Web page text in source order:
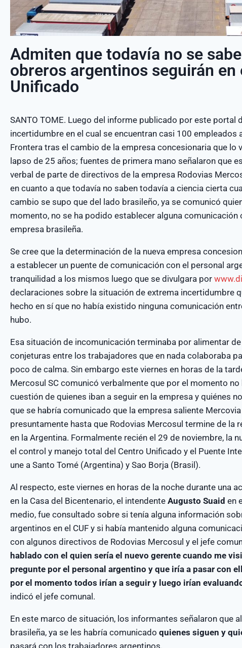
Admiten que todavía no se
obreros argentinos seguirán en
Unificado
SANTO TOME. Luego del informe publicado por este portal
incertidumbre en el cual se encuentran casi 100 empleados
Frontera tras el cambio de la empresa concesionaria que lo
lapso de 25 años; fuentes de primera mano señalaron que
verbal de parte de directivos de la empresa Rodovias
en cuanto a que todavía no saben todavía a ciencia cierta
cambio se supo que del lado brasileño, ya se comunicó
momento, no se ha podido establecer alguna
empresa brasileña.
Se cree que la determinación de la nueva empresa
a establecer un puente de comunicación con el personal
tranquilidad a los mismos luego que se divulgara por
declaraciones sobre la situación de extrema incertidumbre
hecho en sí que no había existido ninguna comunicación
hubo.
Esa situación de incomunicación terminaba por alimentar
conjeturas entre los trabajadores que en nada colaboraba
poco de calma. Sin embargo este viernes en horas de la
Mercosul SC comunicó verbalmente que por el momento
cuestión de quienes iban a seguir en la empresa y quiénes
que se habría comunicado que la empresa saliente
presuntamente hasta que Rodovias Mercosul termine de la
en la Argentina. Formalmente recién el 29 de noviembre, la
el control y manejo total del Centro Unificado y el Puente
une a Santo Tomé (Argentina) y Sao Borja (Brasil).
Al respecto, este viernes en horas de la noche durante una
en la Casa del Bicentenario, el intendente Augusto Suaid en
medio, fue consultado sobre si tenía alguna información
argentinos en el CUF y si había mantenido alguna
con algunos directivos de Rodovias Mercosul y el jefe
hablado con el quien sería el nuevo gerente cuando me
pregunte por el personal argentino y que iría a pasar con
por el momento todos irían a seguir y luego irían
indicó el jefe comunal.
En este marco de situación, los informantes señalaron que
brasileña, ya se les habría comunicado quienes siguen y
pasará con los trabajadores argentinos.